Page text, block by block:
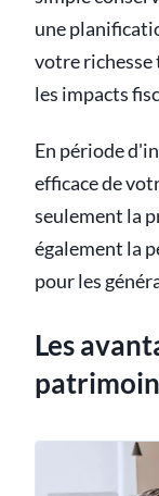
une
votre richesse
les impacts
En période
efficace de
seulement la
également la
pour les
Les